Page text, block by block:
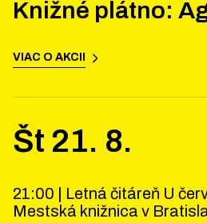
Knižné plátno:
VIAC O AKCII
Št 21. 8.
21:00 | Letná čitáreň U
Mestská knižnica v